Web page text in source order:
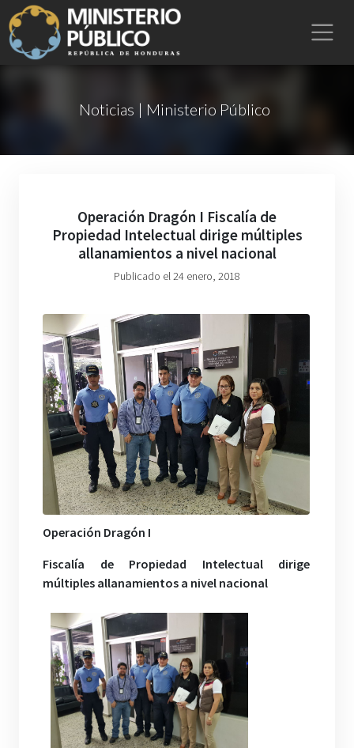
Noticias | Ministerio Público
Operación Dragón I Fiscalía de
Propiedad Intelectual dirige múltiples
allanamientos a nivel nacional
Publicado el 24 enero, 2018
Operación Dragón I
Fiscalía de Propiedad Intelectual dirige
múltiples allanamientos a nivel nacional